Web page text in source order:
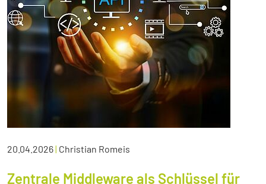
20.04.2026| Christian Romeis
Zentrale Middleware als Schlüssel für